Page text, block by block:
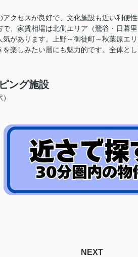
アクセスが良好で、文化施設も近い利便
、家賃相場は北側エリア（鶯谷・日暮
があります。上野～御徒町～秋葉原エ
楽しみたい層にも魅力的です。全体と
ング施設
NEXT